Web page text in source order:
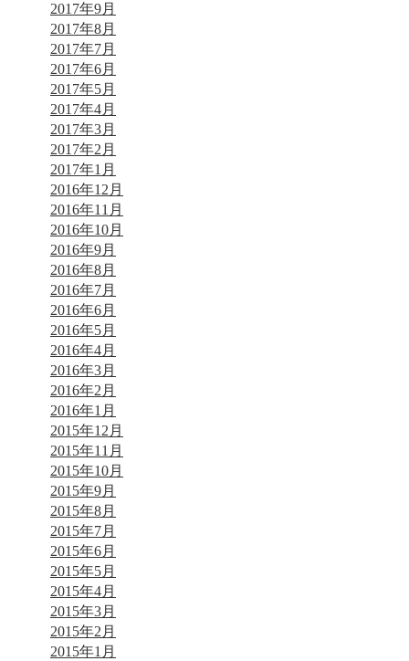
2017年9月
2017年8月
2017年7月
2017年6月
2017年5月
2017年4月
2017年3月
2017年2月
2017年1月
2016年12月
2016年11月
2016年10月
2016年9月
2016年8月
2016年7月
2016年6月
2016年5月
2016年4月
2016年3月
2016年2月
2016年1月
2015年12月
2015年11月
2015年10月
2015年9月
2015年8月
2015年7月
2015年6月
2015年5月
2015年4月
2015年3月
2015年2月
2015年1月